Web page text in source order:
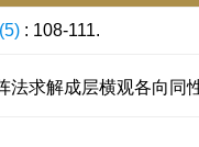
: 108-111.
法求解成层横观各向